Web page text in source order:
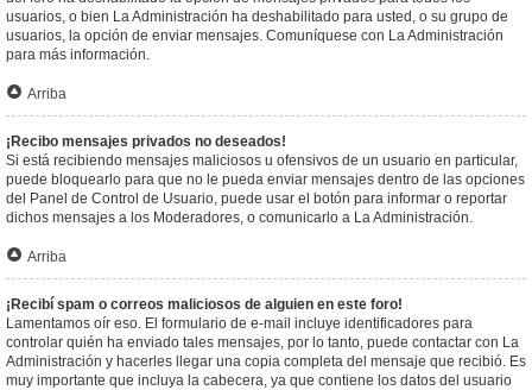
usuarios, o bien La Administración ha deshabilitado para usted, o su grupo de
usuarios, la opción de enviar mensajes. Comuníquese con La Administración
para más información.
Arriba
¡Recibo mensajes privados no deseados!
Si está recibiendo mensajes maliciosos u ofensivos de un usuario en particular,
puede bloquearlo para que no le pueda enviar mensajes dentro de las opciones
del Panel de Control de Usuario, puede usar el botón para informar o reportar
dichos mensajes a los Moderadores, o comunicarlo a La Administración.
Arriba
¡Recibí spam o correos maliciosos de alguien en este foro!
Lamentamos oír eso. El formulario de e-mail incluye identificadores para
controlar quién ha enviado tales mensajes, por lo tanto, puede contactar con La
Administración y hacerles llegar una copia completa del mensaje que recibió. Es
muy importante que incluya la cabecera, ya que contiene los datos del usuario